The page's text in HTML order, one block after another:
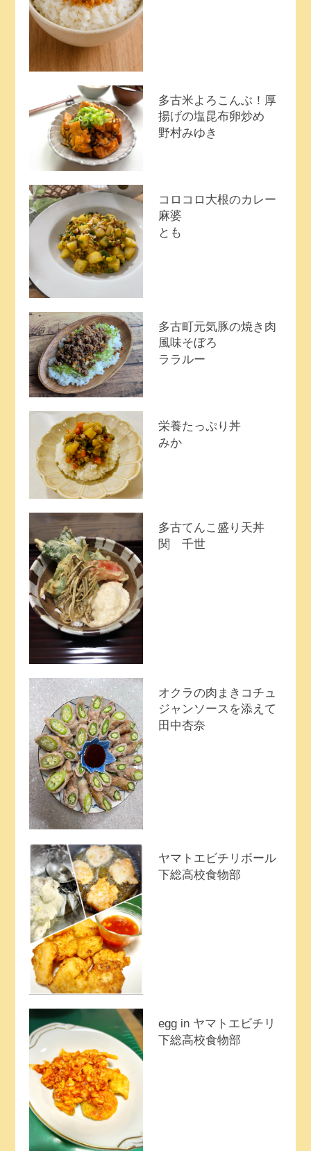
多古米よろこんぶ！厚
揚げの塩昆布卵炒め
野村みゆき
コロコロ大根のカレー
麻婆
とも
多古町元気豚の焼き肉
風味そぼろ
ララルー
栄養たっぷり丼
みか
多古てんこ盛り天丼
関 千世
オクラの肉まきコチュ
ジャンソースを添えて
田中杏奈
ヤマトエビチリボール
下総高校食物部
egg in ヤマトエビチリ
下総高校食物部